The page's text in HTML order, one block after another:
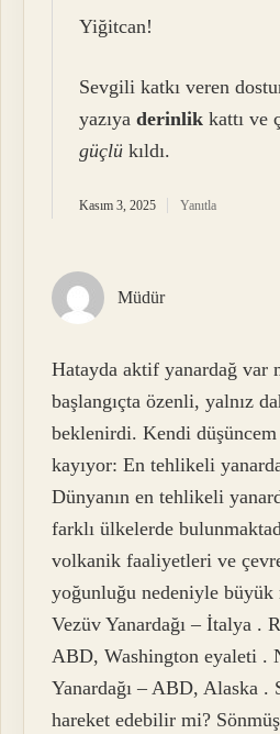
Yiğitcan!
Sevgili katkı veren
yazıyaderinlik kattı ve
güçlü kıldı.
Kasım 3, 2025 Yanıtla
Müdür
Hatayda aktif yanardağ var
başlangıçta özenli, yalnız
beklenirdi. Kendi
kayıyor: En tehlikeli
Dünyanın en tehlikeli
farklı ülkelerde
volkanik faaliyetleri ve
yoğunluğu nedeniyle büyük
Vezüv Yanardağı – İtalya .
ABD, Washington eyaleti .
Yanardağı – ABD, Alaska .
hareket edebilir mi?